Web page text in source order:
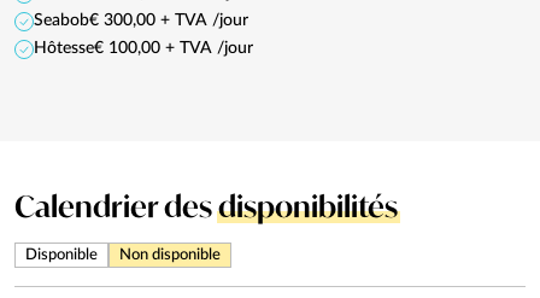
Seabob€ 300,00 + TVA /jour
Hôtesse€ 100,00 + TVA /jour
Calendrier desdisponibilités
Disponible Non disponible